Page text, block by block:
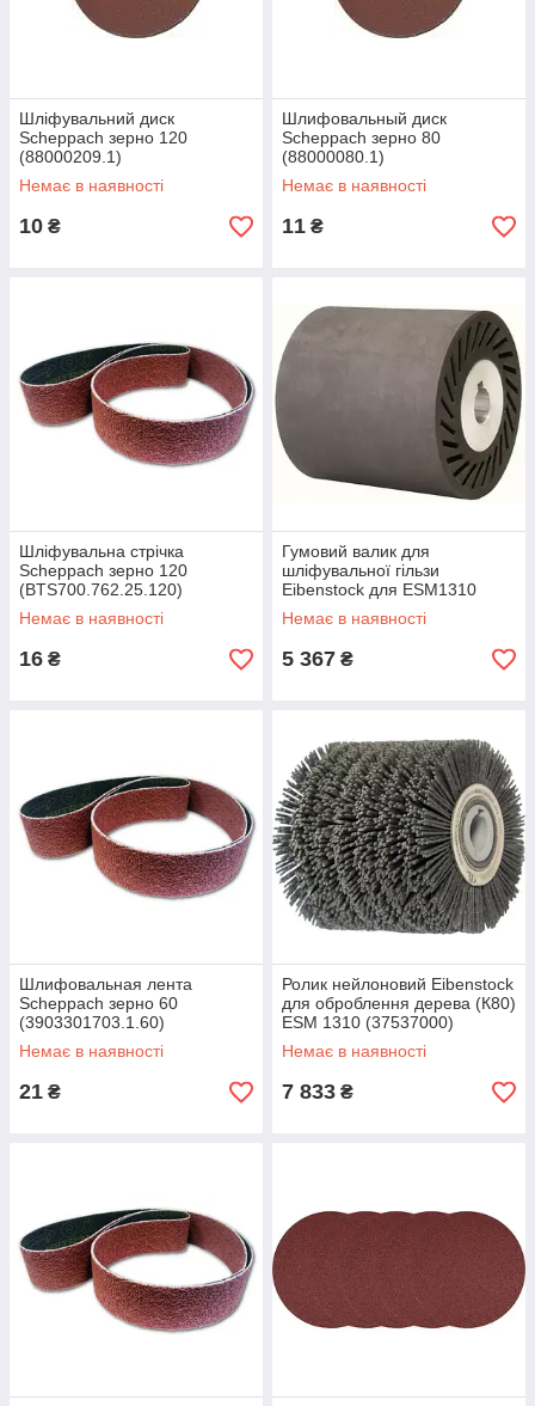
Шліфувальний диск
Scheppach зерно 120
(88000209.1)
Немає в наявності
10 ₴
Шлифовальный диск
Scheppach зерно 80
(88000080.1)
Немає в наявності
11 ₴
Шліфувальна стрічка
Scheppach зерно 120
(BTS700.762.25.120)
Немає в наявності
16 ₴
Гумовий валик для
шліфувальної гільзи
Eibenstock для ESM1310
(37512000)
Немає в наявності
5 367 ₴
Шлифовальная лента
Scheppach зерно 60
(3903301703.1.60)
Немає в наявності
21 ₴
Ролик нейлоновий Eibenstock
для оброблення дерева (К80)
ESM 1310 (37537000)
Немає в наявності
7 833 ₴